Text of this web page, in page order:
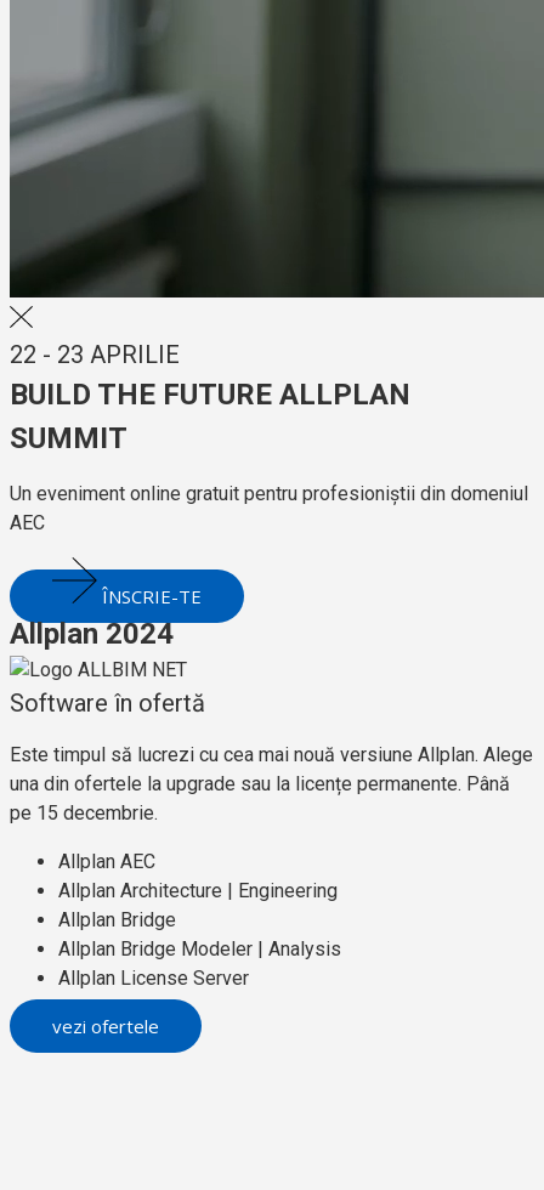
22 - 23 APRILIE
BUILD THE FUTURE ALLPLAN
SUMMIT
Un eveniment online gratuit pentru profesioniștii din domeniul
AEC
ÎNSCRIE-TE
Allplan 2024
Software în ofertă
Este timpul să lucrezi cu cea mai nouă versiune Allplan. Alege
una din ofertele la upgrade sau la licențe permanente. Până
pe 15 decembrie.
Allplan AEC
Allplan Architecture | Engineering
Allplan Bridge
Allplan Bridge Modeler | Analysis
Allplan License Server
vezi ofertele